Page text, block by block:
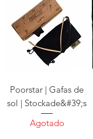
Poorstar | Gafas de
sol | Stockade&#39;s
Agotado